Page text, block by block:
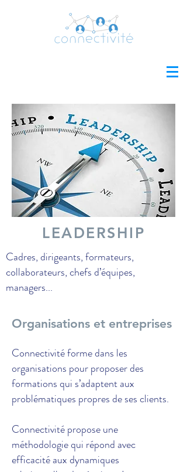
LEADERSHIP
Cadres, dirigeants, formateurs,
collaborateurs, chefs d’équipes,
managers...
Organisations et entreprises
Connectivité forme dans les
organisations pour proposer des
formations qui s’adaptent aux
problématiques propres de ses clients.
Connectivité propose une
méthodologie qui répond avec
efficacité aux dynamiques